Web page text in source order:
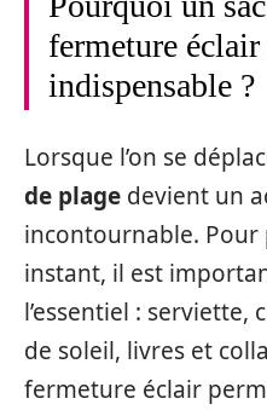
fermeture
indispensable ?
Lorsque l’on se
de plage devient un
incontournable.
instant, il est
l’essentiel :
de soleil, livres et
fermeture éclair